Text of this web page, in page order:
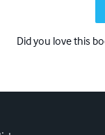
Did you love this